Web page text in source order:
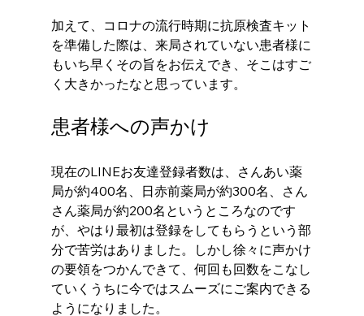
加えて、コロナの流行時期に抗原検査キット
を準備した際は、来局されていない患者様に
もいち早くその旨をお伝えでき、そこはすご
く大きかったなと思っています。
患者様への声かけ
現在のLINEお友達登録者数は、さんあい薬
局が約400名、日赤前薬局が約300名、さん
さん薬局が約200名というところなのです
が、やはり最初は登録をしてもらうという部
分で苦労はありました。しかし徐々に声かけ
の要領をつかんできて、何回も回数をこなし
ていくうちに今ではスムーズにご案内できる
ようになりました。